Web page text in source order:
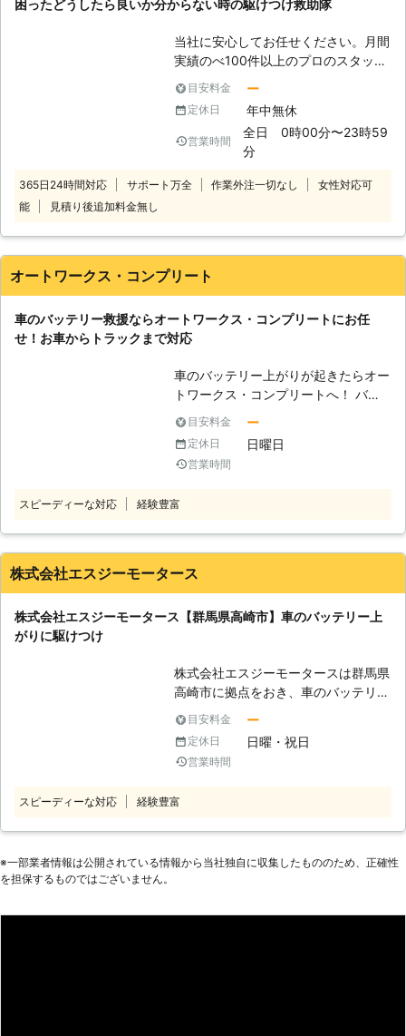
始動（ジャンピング）をおこないま
から、大切な愛車も安心して任せられ
ます。丁寧で確実な作業が自慢です。
<積載車完備！車が動かなくなったと
がり対応のほか、ロードサービスにも
承っています。積載車を完備している
ため、事故・故障などによって車を動
かせないときもご依頼ください。 タ
イヤのパンク時にも出張対応していま
検も受けられる整備工場！いつでもお
頼りください> 当店は認証工場として
車検も受けられる整備工場を設けてい
ことがあれば、点検や整備もおこない
ますので気軽にご来店ください。 オ
イル交換やタイヤ交換などの日々のメ
ンテナンスから対応しています。地域
に密着し、皆さんのカーライフを応援
しています。 <実際の施工実績> ●群
馬県渋川市 依頼内容：車を止めてテ
レビを見ていたらエンジンがかからな
くなった メーカー：スバル 料金：
ライトのつけっぱなしによりエンジン
ヨタ 料金：22,000円
困ったどうしたら良いか分からない時の駆けつけ救助隊
当社に安心してお任せください。月間
実績のべ100件以上のプロのスタッフ
が、対応します。
目安料金 ー
定休日 年中無休
営業時間
全日 0時00分〜23時59
分
365日24時間対応 サポート万全 作業外注一切なし
女性対応可
能
見積り後追加料金無し
オートワークス・コンプリート
車のバッテリー救援ならオートワークス・コンプリートにお任
せ！お車からトラックまで対応
車のバッテリー上がりが起きたらオー
トワークス・コンプリートへ！ バッ
テリー上がりは、ライトをつけたまま
過ごしたときや、長らく車を動かして
ないときに起こりやすいです。以下の
ことに当てはまりませんか？ 「鍵は
「エンジンかけるときにスターターが
ない」 エンジンがかからない原因は
複数ありますが、以上のような状態で
考えられます。車のバッテリーあがり
店は整備工場を構えていますが、ロー
ドサービスとして車のバッテリー上が
りをはじめ、車のトラブルにあったと
きの対応もおこなっています。気軽に
ご相談ください。 ●乗用車からトラ
車のバッテリー上がりが起きたら、充
の3つの対処方法があります。そのな
エンジンをかけるお手伝いをする救援
目安料金 ー
定休日 日曜日
営業時間
スピーディーな対応 経験豊富
株式会社エスジーモータース
株式会社エスジーモータース【群馬県高崎市】車のバッテリー上
がりに駆けつけ
株式会社エスジーモータースは群馬県
高崎市に拠点をおき、車のバッテリー
上がりの救援をしています。急なバッ
テリー上がりで「エンジンがかからな
い」そんなときは駆け付けま
す。
崎市近郊に出張！車のバッテリー切れ
とき、わたしたち株式会社エスジーモ
ための救援作業をおこないます。地域
目安料金 ー
定休日 日曜・祝日
営業時間
スピーディーな対応 経験豊富
※⼀部業者情報は公開されている情報から当社独⾃に収集したもののため、正確性
を担保するものではございません。